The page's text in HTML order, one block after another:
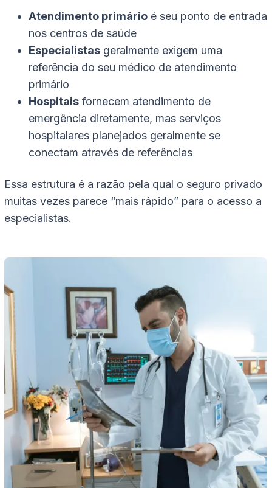
Atendimento primário é seu ponto de entrada
nos centros de saúde
Especialistas geralmente exigem uma
referência do seu médico de atendimento
primário
Hospitais fornecem atendimento de
emergência diretamente, mas serviços
hospitalares planejados geralmente se
conectam através de referências
Essa estrutura é a razão pela qual o seguro privado
muitas vezes parece “mais rápido” para o acesso a
especialistas.